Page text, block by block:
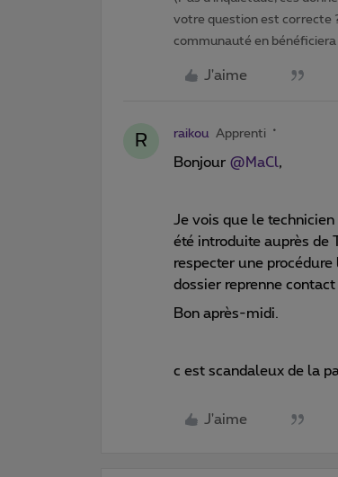
votre question est correcte ?
communauté en bénéficiera
J'aime
R raikou Apprenti
Bonjour @MaCl,
Je vois que le
été introduite auprès de
respecter une
dossier reprenne
Bon après-midi.
c est scandaleux de la
J'aime